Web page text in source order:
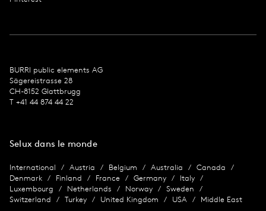
BURRI public ele­ments AG
Sägereis­trasse 28
CH-8152 Glat­tbrugg
T +41 44 874 44 22
Selux dans le monde
International Austria Belgium Australia
Canada
Denmark
Finland France Germany
Italy
Luxembourg
Netherlands Norway
Sweden
Switzerland
Turkey United Kingdom USA Middle East